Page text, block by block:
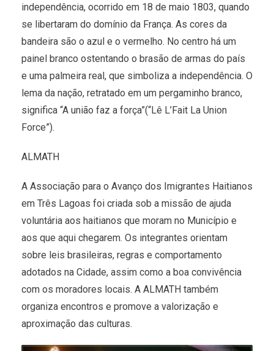
independência, ocorrido em 18 de maio 1803, quando
se libertaram do domínio da França. As cores da
bandeira são o azul e o vermelho. No centro há um
painel branco ostentando o brasão de armas do país
e uma palmeira real, que simboliza a independência. O
lema da nação, retratado em um pergaminho branco,
significa “A união faz a força”(“Lê L’Fait La Union
Force”).
ALMATH
A Associação para o Avanço dos Imigrantes Haitianos
em Três Lagoas foi criada sob a missão de ajuda
voluntária aos haitianos que moram no Município e
aos que aqui chegarem. Os integrantes orientam
sobre leis brasileiras, regras e comportamento
adotados na Cidade, assim como a boa convivência
com os moradores locais. A ALMATH também
organiza encontros e promove a valorização e
aproximação das culturas.